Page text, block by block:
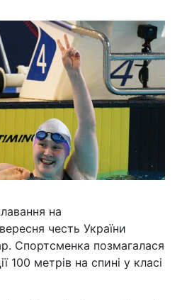
на
честь України
Спортсменка позмагалася
100 метрів на спині у класі